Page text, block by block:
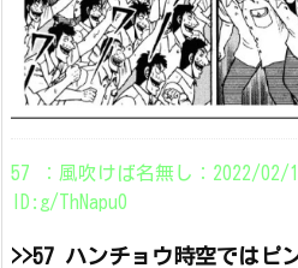
57 ：風吹けば名無し：2022/
ID:g/ThNapu0
>>57 ハンチョウ時空ではピ